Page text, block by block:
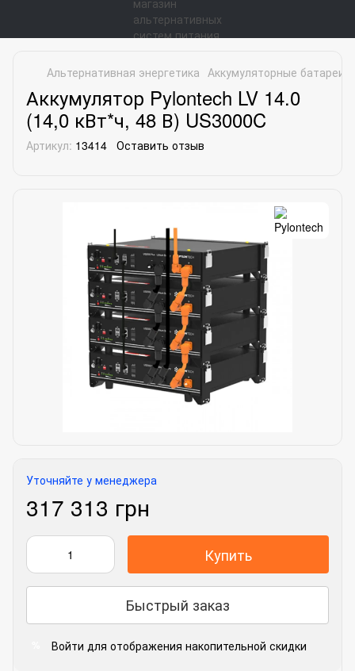
Альтернативная энергетика Аккумуляторные батареи
Аккумулятор Pylontech LV 14.0
(14,0 кВт*ч, 48 В) US3000C
Артикул: 13414 Оставить отзыв
Уточняйте у менеджера
317 313 грн
Купить
Быстрый заказ
Войти для отображения накопительной скидки